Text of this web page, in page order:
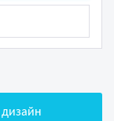
дизайн